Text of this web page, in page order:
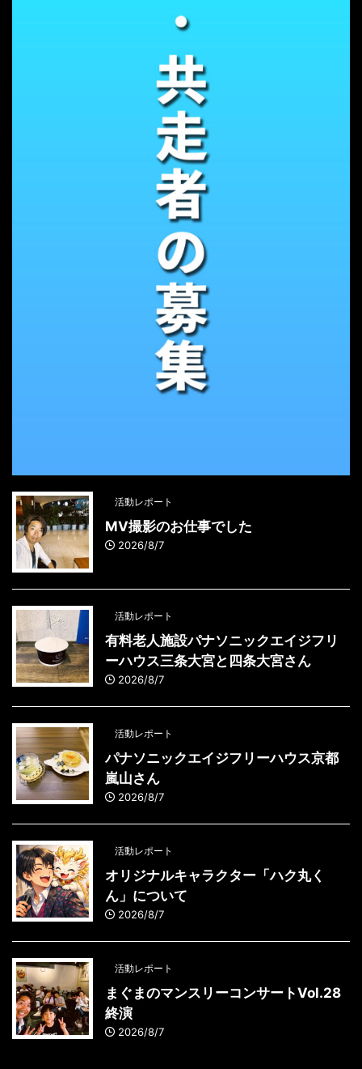
活動レポート
MV撮影のお仕事でした
2026/8/7
活動レポート
有料老人施設パナソニックエイジフリ
ーハウス三条大宮と四条大宮さん
2026/8/7
活動レポート
パナソニックエイジフリーハウス京都
嵐山さん
2026/8/7
活動レポート
オリジナルキャラクター「ハク丸く
ん」について
2026/8/7
活動レポート
まぐまのマンスリーコンサートVol.28
終演
2026/8/7